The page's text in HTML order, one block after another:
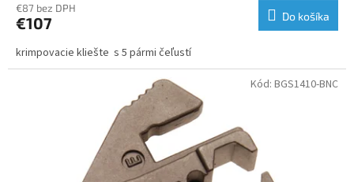
€87 bez DPH
€107 Do košíka
krimpovacie kliešte s 5 pármi čeľustí
Kód: BGS1410-BNC